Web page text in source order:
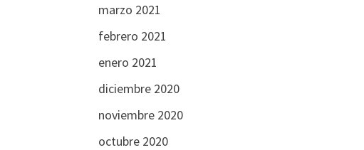
marzo 2021
febrero 2021
enero 2021
diciembre 2020
noviembre 2020
octubre 2020